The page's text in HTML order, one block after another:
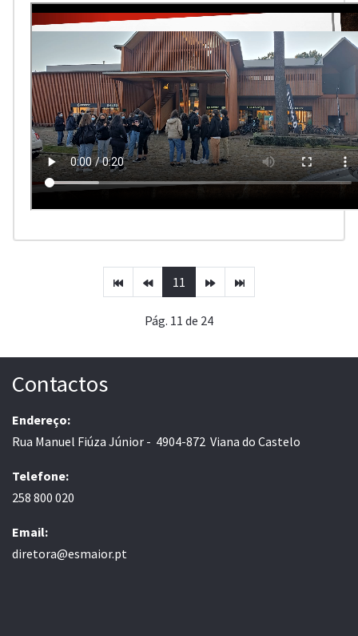
11
Pág. 11 de 24
Contactos
Endereço:
Rua Manuel Fiúza Júnior - 4904-872 Viana do Castelo
Telefone:
258 800 020
Email:
diretora@esmaior.pt